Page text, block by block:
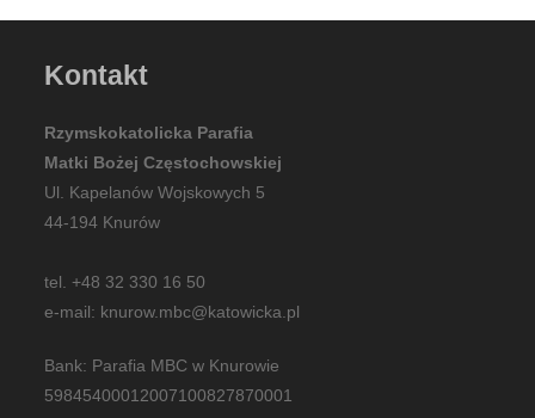
Kontakt
Rzymskokatolicka Parafia
Matki Bożej Częstochowskiej
Ul. Kapelanów Wojskowych 5
44-194 Knurów
tel. +48 32 330 16 50
e-mail: knurow.mbc@katowicka.pl
Bank: Parafia MBC w Knurowie
59845400012007100827870001